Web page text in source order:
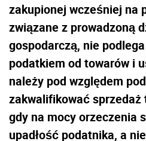
zakupionej wcześniej na
związane z prowadzoną
gospodarczą, nie
podatkiem od towarów i
należy pod względem
zakwalifikować
gdy na mocy orzeczenia
upadłość podatnika, a